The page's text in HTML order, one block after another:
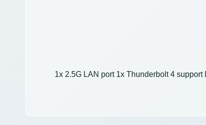
1x 2.5G LAN port 1x Thunderbolt 4